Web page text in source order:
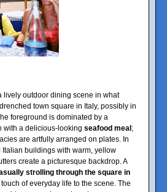
lively outdoor dining scene in what
town square in Italy, possibly in
foreground is dominated by a
with a delicious-looking seafood meal ;
are artfully arranged on plates. In
buildings with warm, yellow
create a picturesque backdrop. A
strolling through the square in
of everyday life to the scene. The